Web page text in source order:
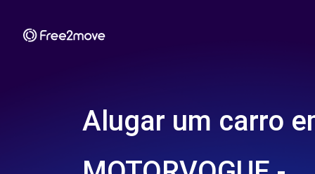
Alugar um carro